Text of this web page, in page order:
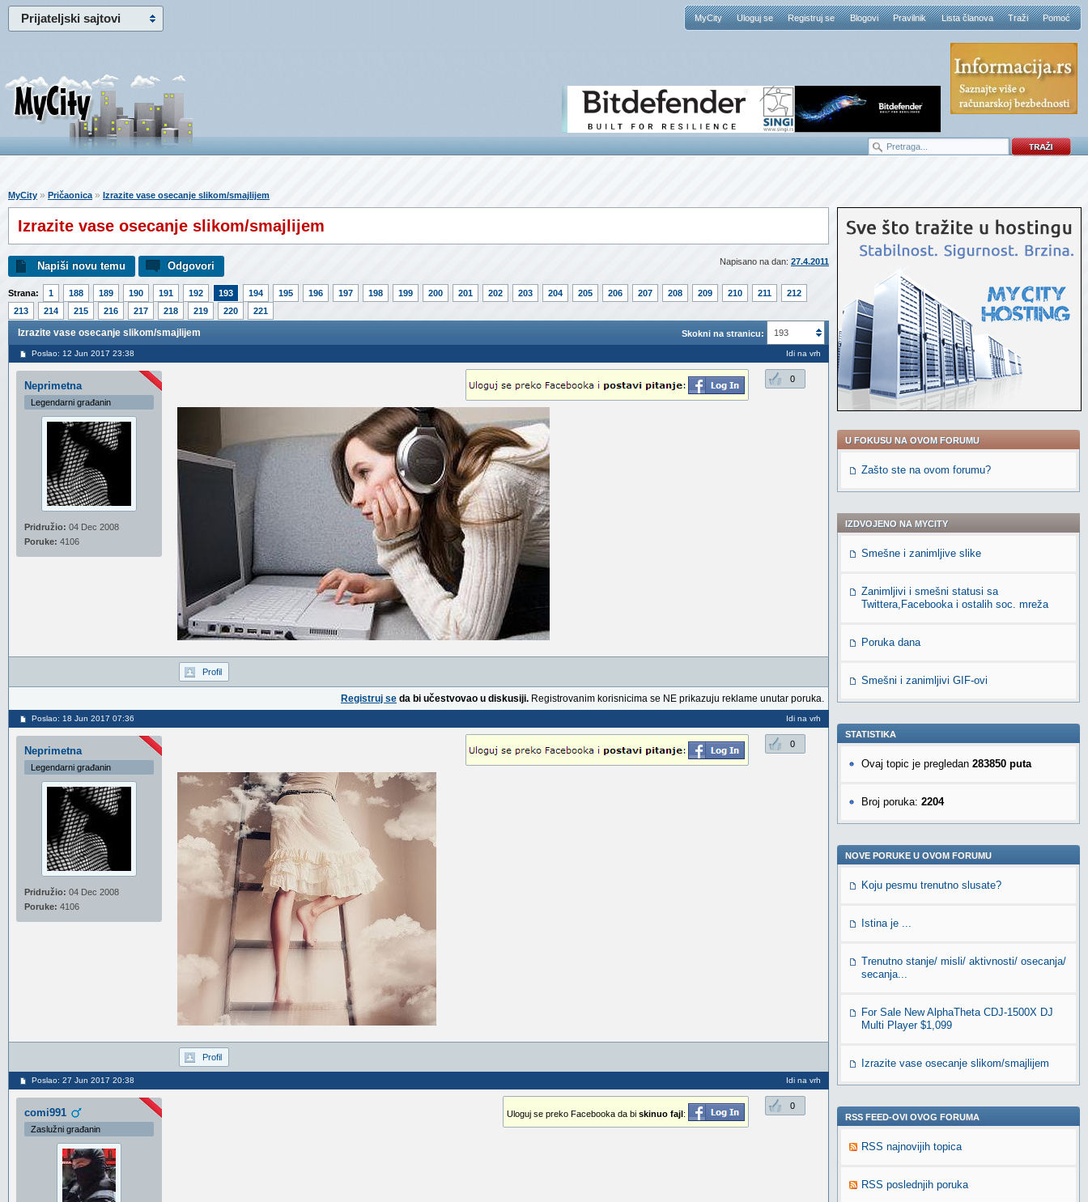
Prijateljski sajtovi MyCity Uloguj se Registruj se Blogovi Pravilnik Lista članova Traži Pomoć
MyCity » Pričaonica» Izrazite vase osecanje slikom/smajlijem
Izrazite vase osecanje slikom/smajlijem
Napisano na dan: 27.4.2011
Napiši novu temu Odgovori
Strana: 1 188 189 190 191 192 193 194 195 196 197 198 199 200 201 202 203 204 205 206 207 208 209 210 211
212
213
214 215 216 217 218 219 220 221
Skokni na stranicu: 193
Izrazite vase osecanje slikom/smajlijem
Poslao: 12 Jun 2017 23:38 Idi na vrh
Neprimetna
Legendarni građanin
Pridružio: 04 Dec 2008
Poruke: 4106
0
Profil
Registruj se da bi učestvovao u diskusiji. Registrovanim korisnicima se NE prikazuju reklame unutar poruka.
Poslao: 18 Jun 2017 07:36 Idi na vrh
Neprimetna
Legendarni građanin
Pridružio: 04 Dec 2008
Poruke: 4106
0
Profil
Poslao: 27 Jun 2017 20:38 Idi na vrh
comi991
Zaslužni građanin
0
Uloguj se preko Facebooka da bi skinuo fajl:
U FOKUSU NA OVOM FORUMU
Zašto ste na ovom forumu?
IZDVOJENO NA MYCITY
Smešne i zanimljive slike
Zanimljivi i smešni statusi sa
Twittera,Facebooka i ostalih soc. mreža
Poruka dana
Smešni i zanimljivi GIF-ovi
STATISTIKA
Ovaj topic je pregledan 283850 puta
Broj poruka: 2204
NOVE PORUKE U OVOM FORUMU
Koju pesmu trenutno slusate?
Istina je ...
Trenutno stanje/ misli/ aktivnosti/ osecanja/
secanja...
For Sale New AlphaTheta CDJ-1500X DJ
Multi Player $1,099
Izrazite vase osecanje slikom/smajlijem
RSS FEED-OVI OVOG FORUMA
RSS najnovijih topica
RSS poslednjih poruka